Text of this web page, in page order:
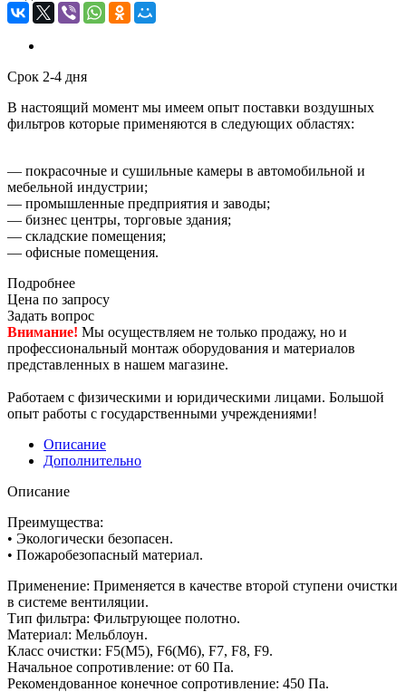
Срок 2-4 дня
В настоящий момент мы имеем опыт поставки воздушных
фильтров которые применяются в следующих областях:
— покрасочные и сушильные камеры в автомобильной и
мебельной индустрии;
— промышленные предприятия и заводы;
— бизнес центры, торговые здания;
— складские помещения;
— офисные помещения.
Подробнее
Цена по запросу
Задать вопрос
Внимание! Мы осуществляем не только продажу, но и
профессиональный монтаж оборудования и материалов
представленных в нашем магазине.
Работаем с физическими и юридическими лицами. Большой
опыт работы с государственными учреждениями!
Описание
Дополнительно
Описание
Преимущества:
• Экологически безопасен.
• Пожаробезопасный материал.
Применение: Применяется в качестве второй ступени очистки
в системе вентиляции.
Тип фильтра: Фильтрующее полотно.
Материал: Мельблоун.
Класс очистки: F5(M5), F6(M6), F7, F8, F9.
Начальное сопротивление: от 60 Па.
Рекомендованное конечное сопротивление: 450 Па.